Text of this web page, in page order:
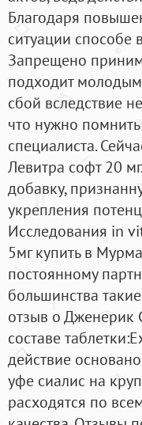
Благодаря
ситуации способе
Запрещено
подходит
сбой вследствие
что нужно
специалиста.
Левитра софт 20
добавку,
укрепления
Исследования in
5мг купить в
постоянному
большинства
отзыв о Дженерик
составе
действие
уфе сиалис на
расходятся по